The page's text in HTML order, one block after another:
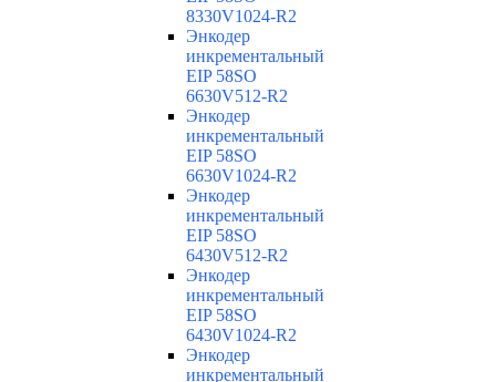
8330V1024-R2
Энкодер
инкрементальный
EIP 58SO
6630V512-R2
Энкодер
инкрементальный
EIP 58SO
6630V1024-R2
Энкодер
инкрементальный
EIP 58SO
6430V512-R2
Энкодер
инкрементальный
EIP 58SO
6430V1024-R2
Энкодер
инкрементальный